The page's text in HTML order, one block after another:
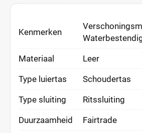
Kenmerken
Materiaal Leer
Type luiertas Schoudertas
Type sluiting Ritssluiting
Duurzaamheid Fairtrade